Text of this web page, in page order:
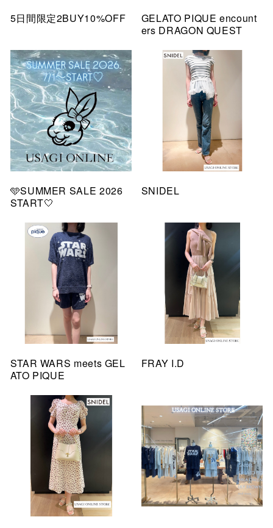
5日間限定2BUY10%OFF
GELATO PIQUE encount
ers DRAGON QUEST
🩵SUMMER SALE 2026
START🤍
SNIDEL
STAR WARS meets GEL
ATO PIQUE
FRAY I.D